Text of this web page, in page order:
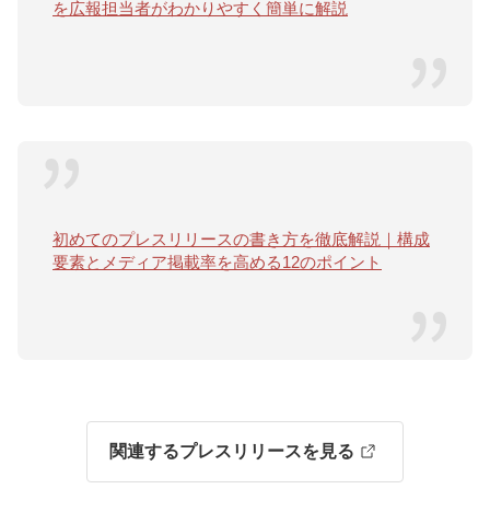
を広報担当者がわかりやすく簡単に解説
初めてのプレスリリースの書き方を徹底解説｜構成
要素とメディア掲載率を高める12のポイント
関連するプレスリリースを見る